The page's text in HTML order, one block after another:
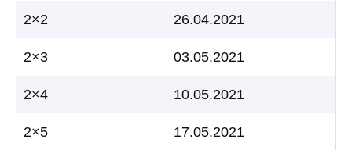
2×2 26.04.2021
2×3 03.05.2021
2×4 10.05.2021
2×5 17.05.2021